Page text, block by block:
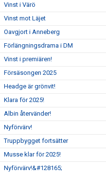
Vinst i Värö
Vinst mot Läjet
Oavgjort i Anneberg
Förlängningsdrama i DM
Vinst i premiären!
Försäsongen 2025
Headge är grönvit!
Klara för 2025!
Albin återvänder!
Nyförvärv!
Truppbygget fortsätter
Musse klar för 2025!
Nyförvärv!&#128165;